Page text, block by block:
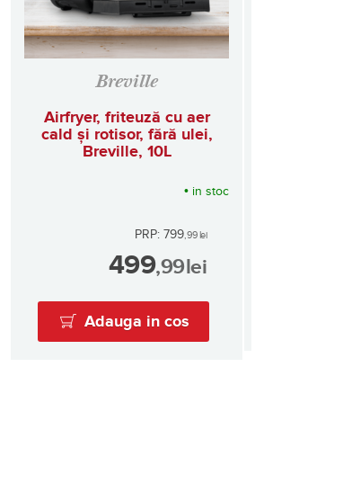
Breville
Airfryer, friteuză cu aer
cald și rotisor, fără ulei,
Breville, 10L
• in stoc
PRP: 799,99lei
499,99lei
Adauga in cos